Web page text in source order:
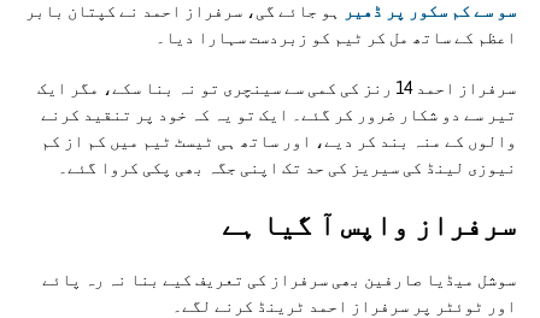
سو سے کم سکور پر ڈھیر
ہو جائے گی، سرفراز احمد نے کپتان بابر
اعظم کے ساتھ مل کر ٹیم کو زبردست سہارا دیا۔
سرفراز احمد 14 رنز کی کمی سے سینچری تو نہ بنا سکے، مگر ایک
تیر سے دو شکار ضرور کر گئے۔ ایک تو یہ کہ خود پر تنقید کرنے
والوں کے منہ بند کر دیے، اور ساتھ ہی ٹیسٹ ٹیم میں کم از کم
نیوزی لینڈ کی سیریز کی حد تک اپنی جگہ بھی پکی کروا گئے۔
سرفراز واپس آ گیا ہے
سوشل میڈیا صارفين بھی سرفراز کی تعریف کیے بنا نہ رہ پائے
اور ٹوئٹر پر سرفراز احمد ٹرینڈ کرنے لگے۔